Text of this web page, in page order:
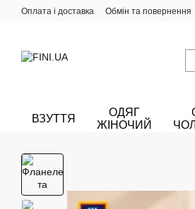
Перейти до основного контенту
Оплата і доставка Обмін та повернення
ВЗУТТЯ
ОДЯГ
ЖІНОЧИЙ